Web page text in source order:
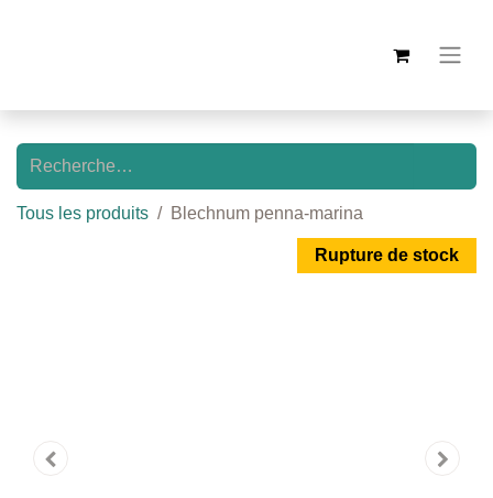
Tous les produits Blechnum penna-marina
Rupture de stock